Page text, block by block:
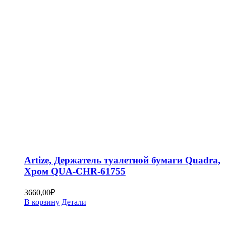
Artize, Держатель туалетной бумаги Quadra,
Хром QUA-CHR-61755
3660,00₽
В корзину Детали